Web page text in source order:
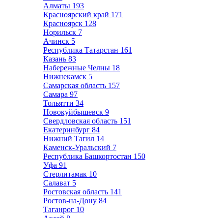
Алматы 193
Красноярский край 171
Красноярск 128
Норильск 7
Ачинск 5
Республика Татарстан 161
Казань 83
Набережные Челны 18
Нижнекамск 5
Самарская область 157
Самара 97
Тольятти 34
Новокуйбышевск 9
Свердловская область 151
Екатеринбург 84
Нижний Тагил 14
Каменск-Уральский 7
Республика Башкортостан 150
Уфа 91
Стерлитамак 10
Салават 5
Ростовская область 141
Ростов-на-Дону 84
Таганрог 10